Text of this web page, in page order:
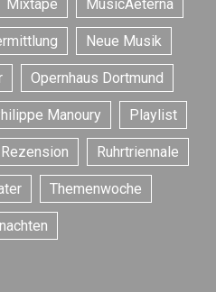
Mixtape MusicAeterna
Neue Musik
Opernhaus Dortmund
Manoury Playlist
Rezension Ruhrtriennale
Themenwoche